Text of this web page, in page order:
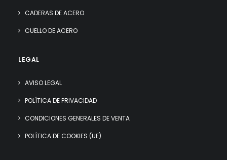
CADERAS DE ACERO
CUELLO DE ACERO
LEGAL
AVISO LEGAL
POLÍTICA DE PRIVACIDAD
CONDICIONES GENERALES DE VENTA
POLÍTICA DE COOKIES (UE)